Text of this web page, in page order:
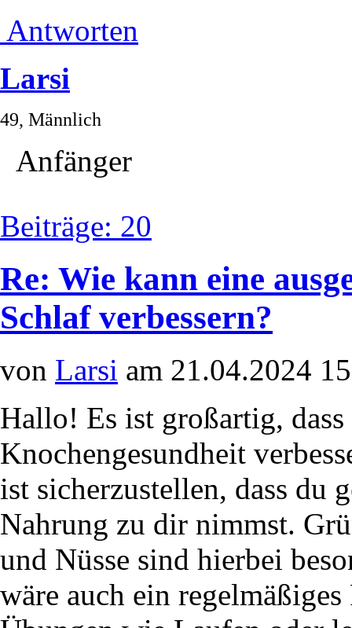
Antworten
Larsi
49, Männlich
Anfänger
Beiträge: 20
Re: Wie kann eine
Schlaf verbessern?
von Larsi am 21.04.2024
Hallo! Es ist großartig,
Knochengesundheit
ist sicherzustellen, dass du
Nahrung zu dir nimmst.
und Nüsse sind hierbei
wäre auch ein